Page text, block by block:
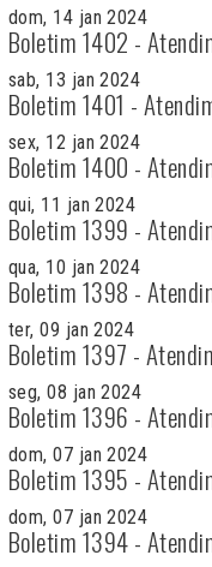
dom, 14 jan 2024
Boletim 1402 -
sab, 13 jan 2024
Boletim 1401 -
sex, 12 jan 2024
Boletim 1400 -
qui, 11 jan 2024
Boletim 1399 -
qua, 10 jan 2024
Boletim 1398 -
ter, 09 jan 2024
Boletim 1397 -
seg, 08 jan 2024
Boletim 1396 -
dom, 07 jan 2024
Boletim 1395 -
dom, 07 jan 2024
Boletim 1394 -